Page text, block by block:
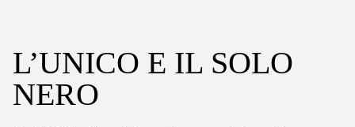
L’UNICO E IL SOLO
NERO